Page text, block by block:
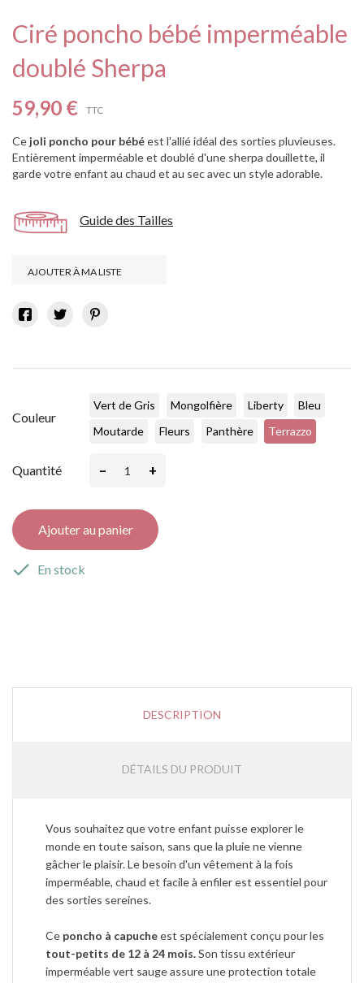
Ciré poncho bébé imperméable
doublé Sherpa
59,90 € TTC
Ce joli poncho pour bébéest l'allié idéal des sorties pluvieuses.
Entièrement imperméable et doublé d'une sherpa douillette, il
garde votre enfant au chaud et au sec avec un style adorable.
Guide des Tailles
AJOUTER À MA LISTE
Couleur
Vert de Gris Mongolfière Liberty
Bleu
Moutarde
Fleurs Panthère Terrazzo
Quantité – +
Ajouter au panier
 En stock
DESCRIPTION
DÉTAILS DU PRODUIT
Vous souhaitez que votre enfant puisse explorer le
monde en toute saison, sans que la pluie ne vienne
gâcher le plaisir. Le besoin d'un vêtement à la fois
imperméable, chaud et facile à enfiler est essentiel pour
des sorties sereines.
Ce poncho à capucheest spécialement conçu pour les
tout-petits de 12 à 24 mois.Son tissu extérieur
imperméable vert sauge assure une protection totale